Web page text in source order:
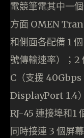
電競筆電其中一
方面 OMEN
和側面各配備 1
號傳輸速率）；
C（支援 40Gbps
DisplayPort 1.4
RJ-45 連接埠和1
同時接連 3 個屏